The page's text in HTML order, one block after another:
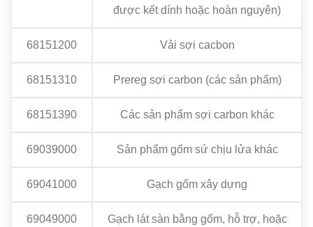
được kết dính hoặc hoàn nguyên)
68151200 Vải sợi cacbon
68151310 Prereg sợi carbon (các sản phẩm)
68151390 Các sản phẩm sợi carbon khác
69039000 Sản phẩm gốm sứ chịu lửa khác
69041000 Gạch gốm xây dựng
69049000
Gạch lát sàn bằng gốm, hỗ trợ, hoặc